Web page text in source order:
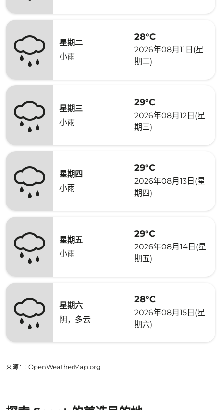
星期二
小雨
28°C
2026年08月11日(星
期二)
星期三
小雨
29°C
2026年08月12日(星
期三)
星期四
小雨
29°C
2026年08月13日(星
期四)
星期五
小雨
29°C
2026年08月14日(星
期五)
星期六
阴，多云
28°C
2026年08月15日(星
期六)
来源： : OpenWeatherMap.org